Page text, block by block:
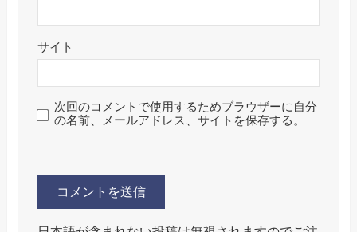
サイト
次回のコメントで使用するためブラウザーに自分
の名前、メールアドレス、サイトを保存する。